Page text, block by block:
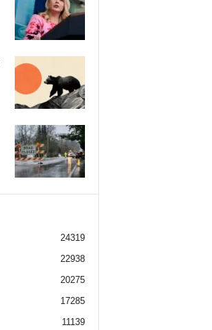
24319
22938
20275
17285
11139